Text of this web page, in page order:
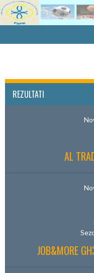
Skip
to
REZULTATI
AL
JOB&MORE